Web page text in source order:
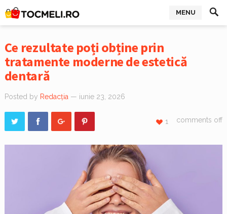
MENU
Ce rezultate poți obține prin
tratamente moderne de estetică
dentară
Posted by Redacția — iunie 23, 2026
comments off
1